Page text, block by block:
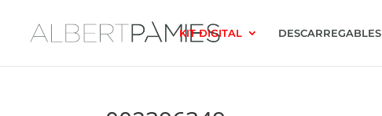
KIT DIGITAL DESCARREGABLES